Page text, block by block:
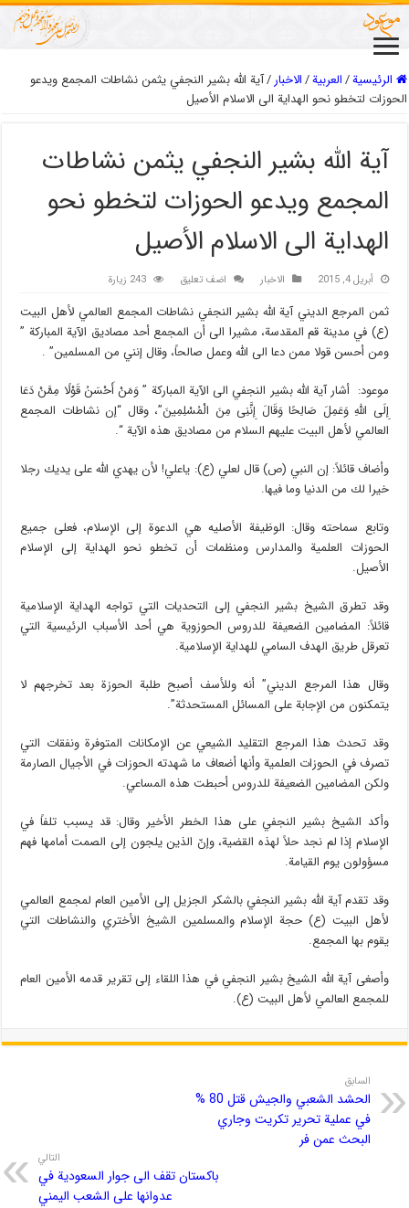
الرئيسية/العربیة/الاخبار/آية الله بشير النجفي يثمن نشاطات المجمع ويدعو
الحوزات لتخطو نحو الهداية الى الاسلام الأصيل
آية الله بشير النجفي يثمن نشاطات
المجمع ويدعو الحوزات لتخطو نحو
الهداية الى الاسلام الأصيل
أبريل 4, 2015 الاخبار اضف تعليق 243 زيارة
ثمن المرجع الديني آية الله بشير النجفي نشاطات المجمع العالمي لأهل البيت
(ع) في مدينة قم المقدسة، مشيرا الى أن المجمع أحد مصاديق الآية المباركة ”
ومن أحسن قولا ممن دعا الى الله وعمل صالحاً، وقال إنني من المسلمين” .
موعود: أشار آية الله بشير النجفي الى الآية المباركة ” وَمَنْ أَحْسَنُ قَوْلًا مِمَّنْ دَعَا
إِلَى اللَّهِ وَعَمِلَ صَالِحًا وَقَالَ إِنَّنِی مِنَ الْمُسْلِمِینَ”، وقال “إن نشاطات المجمع
العالمي لأهل البيت عليهم السلام من مصاديق هذه الآية “.
وأضاف قائلاً: إن النبي (ص) قال لعلي (ع): ياعلي! لأن يهدي الله على يديك رجلا
خيرا لك من الدنيا وما فيها‎.
وتابع سماحته وقال: الوظيفة الأصليه هي الدعوة إلى الإسلام، فعلى جميع
الحوزات العلمية والمدارس ومنظمات أن تخطو نحو الهداية إلى الإسلام
الأصيل.
وقد تطرق الشيخ بشير النجفي إلى التحديات التي تواجه الهداية الإسلامية
قائلاً: المضامين الضعيفة للدروس الحوزوية هي أحد الأسباب الرئيسية التي
تعرقل طريق الهدف السامي للهداية الإسلامية.
وقال هذا المرجع الديني” أنه وللأسف أصبح طلبة الحوزة بعد تخرجهم لا
يتمكنون من الإجابة على المسائل المستحدثة”.
وقد تحدث هذا المرجع التقليد الشيعي عن الإمكانات المتوفرة ونفقات التي
تصرف في الحوزات العلمية وأنها أضعاف ما شهدته الحوزات في الأجيال الصارمة
ولكن المضامين الضعيفة للدروس أحبطت هذه المساعي.
وأكد الشيخ بشير النجفي على هذا الخطر الأخير وقال: قد يسبب تلفاً في
الإسلام إذا لم نجد حلاً لهذه القضية، وإنّ الذين يلجون إلى الصمت أمامها فهم
مسؤولون يوم القيامة.
وقد تقدم آية الله بشير النجفي بالشكر الجزيل إلى الأمين العام لمجمع العالمي
لأهل البيت (ع) حجة الإسلام والمسلمين الشيخ الأختري والنشاطات التي
يقوم بها المجمع.
وأصغى آية الله الشيخ بشير النجفي في هذا اللقاء إلى تقرير قدمه الأمين العام
للمجمع العالمي لأهل البيت (ع).
السابق
الحشد الشعبي والجيش قتل 80 %
في عملية تحرير تكريت وجاري
البحث عمن فر
التالي
باكستان تقف الى جوار السعودية في
عدوانها على الشعب اليمني